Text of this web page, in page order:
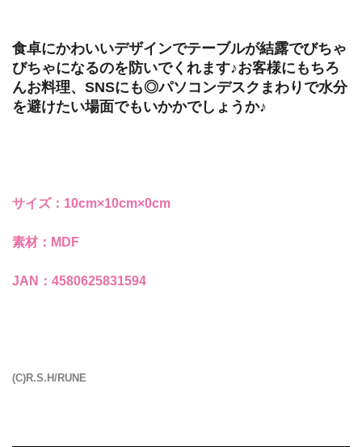
食卓にかわいいデザインでテーブルが結露でびちゃ
びちゃになるのを防いでくれます♪お客様にもちろ
んお料理、SNSにも◎パソコンデスクまわりで水分
を避けたい場面でもいかかでしょうか♪
サイズ：10cm×10cm×0cm
素材：MDF
JAN：4580625831594
(C)R.S.H/RUNE